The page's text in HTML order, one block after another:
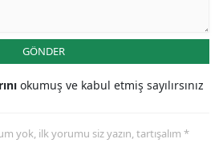
GÖNDER
okumuş ve kabul etmiş sayılırsınız
yok, ilk yorumu siz yazın, tartışalım *